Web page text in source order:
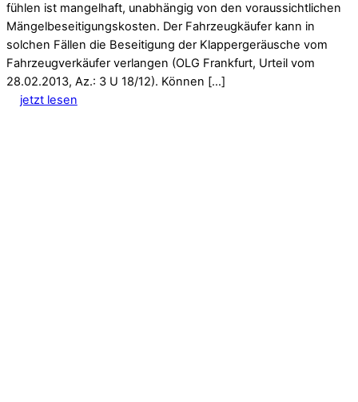
fühlen ist mangelhaft, unabhängig von den voraussichtlichen
Mängelbeseitigungskosten. Der Fahrzeugkäufer kann in
solchen Fällen die Beseitigung der Klappergeräusche vom
Fahrzeugverkäufer verlangen (OLG Frankfurt, Urteil vom
28.02.2013, Az.: 3 U 18/12). Können […]
jetzt lesen